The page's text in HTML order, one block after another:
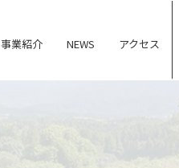
事業紹介 NEWS アクセス